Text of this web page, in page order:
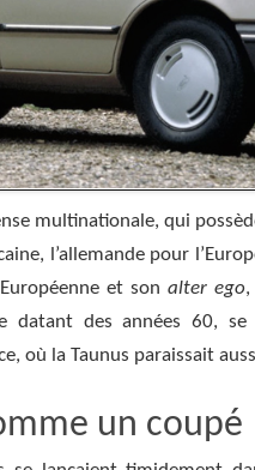
multinationale, qui
l’allemande pour
et son alter ego,
datant des années 60,
où la Taunus paraissait
un coupé